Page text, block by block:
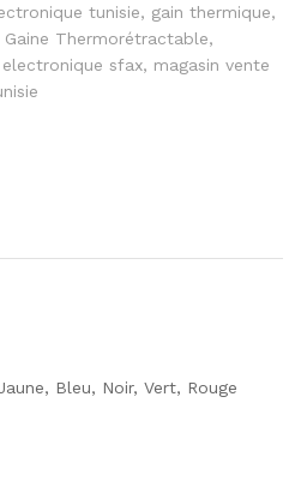
tunisie, gain thermique,
Gaine Thermorétractable,
sfax, magasin vente
Bleu, Noir, Vert, Rouge